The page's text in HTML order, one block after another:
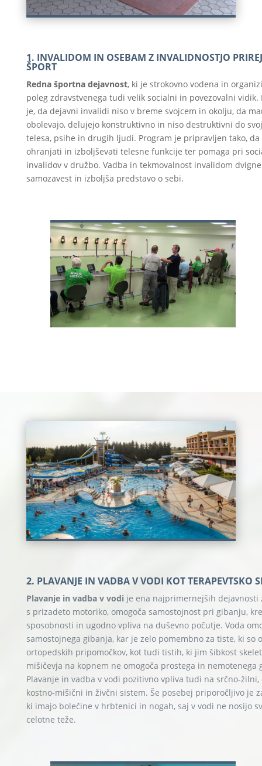
1. INVALIDOM IN OSEBAM Z INVALIDNOSTJO
ŠPORT
Redna športna dejavnost, ki je strokovno vodena in
poleg zdravstvenega tudi velik socialni in povezovalni vidik.
je, da dejavni invalidi niso v breme svojcem in okolju, da
obolevajo, delujejo konstruktivno in niso destruktivni do
telesa, psihe in drugih ljudi. Program je pripravljen tako, da
ohranjati in izboljševati telesne funkcije ter pomaga pri
invalidov v družbo. Vadba in tekmovalnost invalidom dvigne
samozavest in izboljša predstavo o sebi.
2. PLAVANJE IN VADBA V VODI KOT TERAPEVTSKO
Plavanje in vadba v vodi je ena najprimernejših dejavnosti
s prizadeto motoriko, omogoča samostojnost pri gibanju,
sposobnosti in ugodno vpliva na duševno počutje. Voda
samostojnega gibanja, kar je zelo pomembno za tiste, ki so
ortopedskih pripomočkov, kot tudi tistih, ki jim šibkost
mišičevja na kopnem ne omogoča prostega in nemotenega
Plavanje in vadba v vodi pozitivno vpliva tudi na srčno-
kostno-mišični in živčni sistem. Še posebej priporočljivo je
ki imajo bolečine v hrbtenici in nogah, saj v vodi ne nosijo
celotne teže.